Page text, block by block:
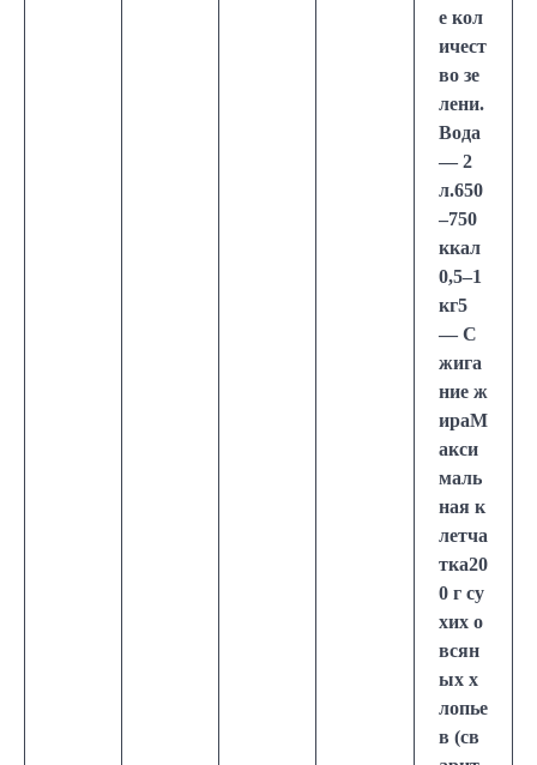
е кол
ичест
во зе
лени.
Вода
— 2
л.650
–750
ккал
0,5–1
кг5
— С
жига
ние ж
ираМ
акси
маль
ная к
летча
тка20
0 г су
хих о
всян
ых х
лопье
в (св